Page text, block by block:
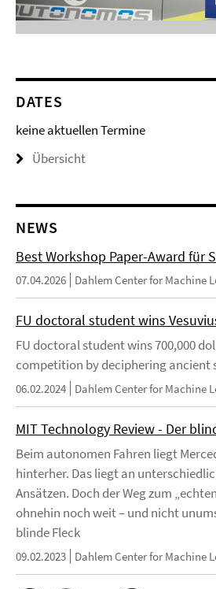
DATES
keine aktuellen Termine
Übersicht
NEWS
Best Workshop Paper-Award für
07.04.2026 Dahlem Center for Machine
FU doctoral student wins
FU doctoral student wins 700,000
competition by deciphering ancient
06.02.2024 Dahlem Center for Machine
MIT Technology Review - Der
Beim autonomen Fahren liegt
hinterher. Das liegt an
Ansätzen. Doch der Weg zum
ohnehin noch weit – und nicht
blinde Fleck
09.02.2023 Dahlem Center for Machine